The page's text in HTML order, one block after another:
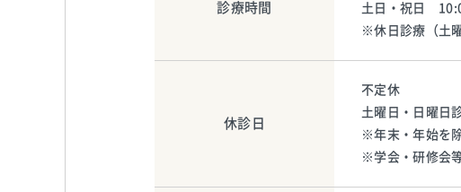
診療時間
土日・祝日
※休日診療（土
休診日
不定休
土曜日・日曜日
※年末・年始を
※学会・研修会